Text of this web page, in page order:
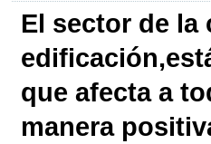
El sector de la
que afecta a
manera